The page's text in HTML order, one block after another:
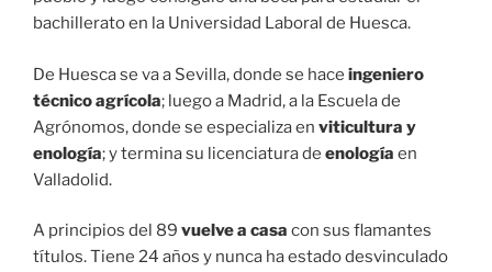
bachillerato en la Universidad Laboral de Huesca.
De Huesca se va a Sevilla, donde se hace ingeniero
técnico agrícola; luego a Madrid, a la Escuela de
Agrónomos, donde se especializa en viticultura y
enología; y termina su licenciatura de enología en
Valladolid.
A principios del 89 vuelve a casa con sus flamantes
títulos. Tiene 24 años y nunca ha estado desvinculado